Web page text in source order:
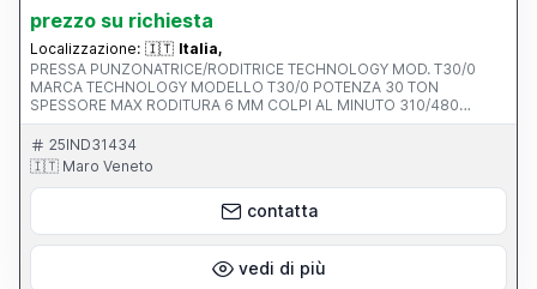
prezzo su richiesta
Localizzazione: 🇮🇹 Italia,
PRESSA PUNZONATRICE/RODITRICE TECHNOLOGY MOD. T30/0
MARCA TECHNOLOGY MODELLO T30/0 POTENZA 30 TON
SPESSORE MAX RODITURA 6 MM COLPI AL MINUTO 310/480
TENSIONE 380 V ALTEZZA DI LAVORO 1000 MM ACCESSORI
VISUALIZZATORE ELBO, CARRELLO CON PUNZONI E DIME
25IND31434
🇮🇹 Maro Veneto
contatta
vedi di più